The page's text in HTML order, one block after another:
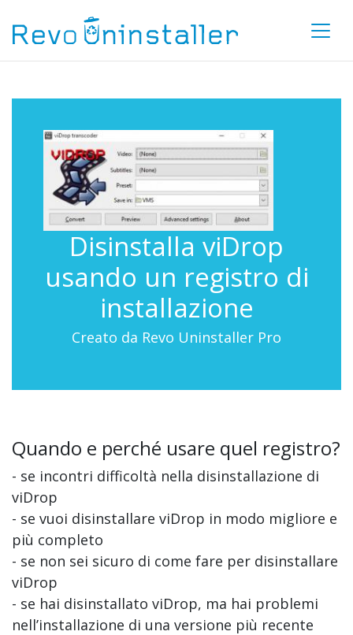
Disinstalla viDrop
usando un registro di
installazione
Creato da Revo Uninstaller Pro
Quando e perché usare quel registro?
- se incontri difficoltà nella disinstallazione di
viDrop
- se vuoi disinstallare viDrop in modo migliore e
più completo
- se non sei sicuro di come fare per disinstallare
viDrop
- se hai disinstallato viDrop, ma hai problemi
nell’installazione di una versione più recente